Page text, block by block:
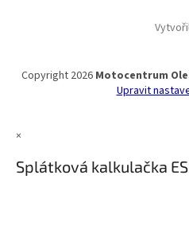
Copyright 2026 Motocentrum
Upravit
×
Splátková kalkulačka